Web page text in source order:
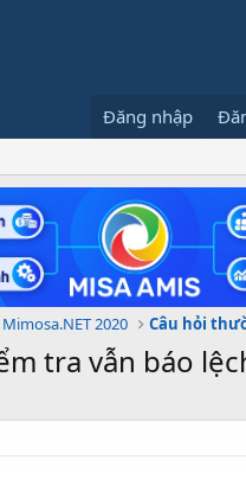
Đăng nhập
2020 Câu hỏi
tra vẫn báo